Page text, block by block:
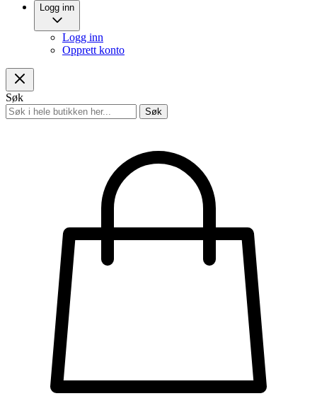
Logg inn
Logg inn
Opprett konto
Søk
Søk